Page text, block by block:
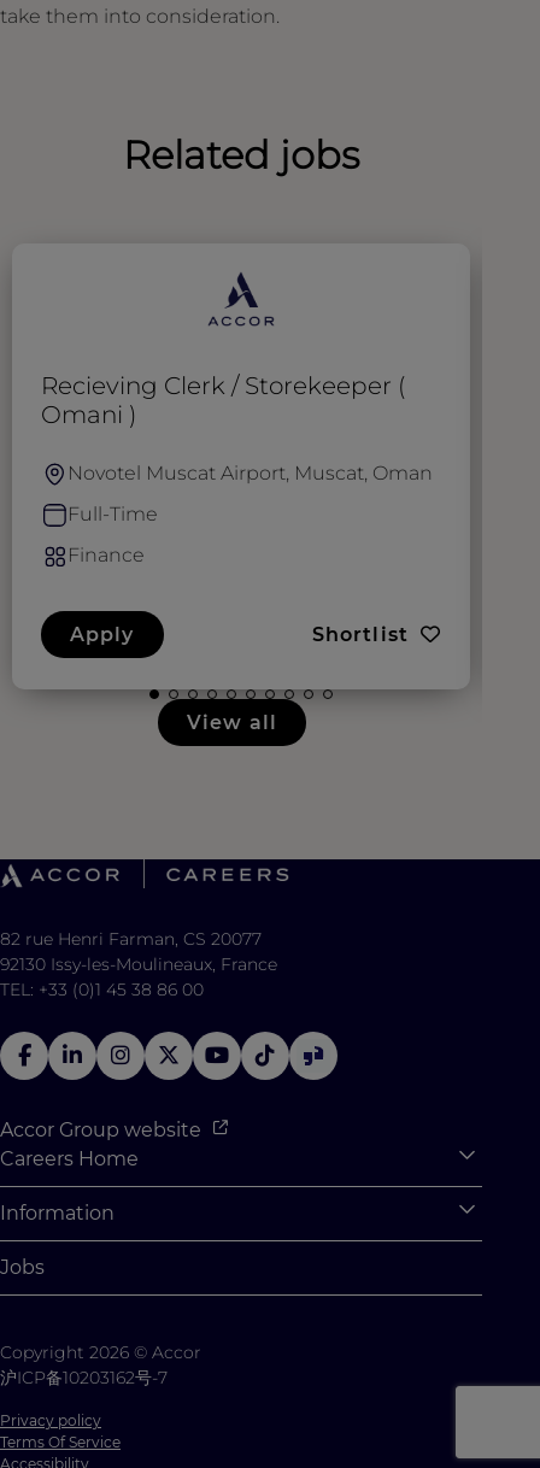
take them into consideration.
Related jobs
Recieving Clerk / Storekeeper (
Omani )
Novotel Muscat Airport, Muscat, Oman
Full-Time
Finance
Apply Shortlist
View all
82 rue Henri Farman, CS 20077
92130 Issy-les-Moulineaux, France
TEL: +33 (0)1 45 38 86 00
Accor Group website
Careers Home
Why Join Accor
Student Opportunities
Student Challenges
Information
Cookie Settings
Contact us
Jobs
Copyright 2026 © Accor
沪ICP备10203162号-7
Privacy policy
Terms Of Service
Accessibility